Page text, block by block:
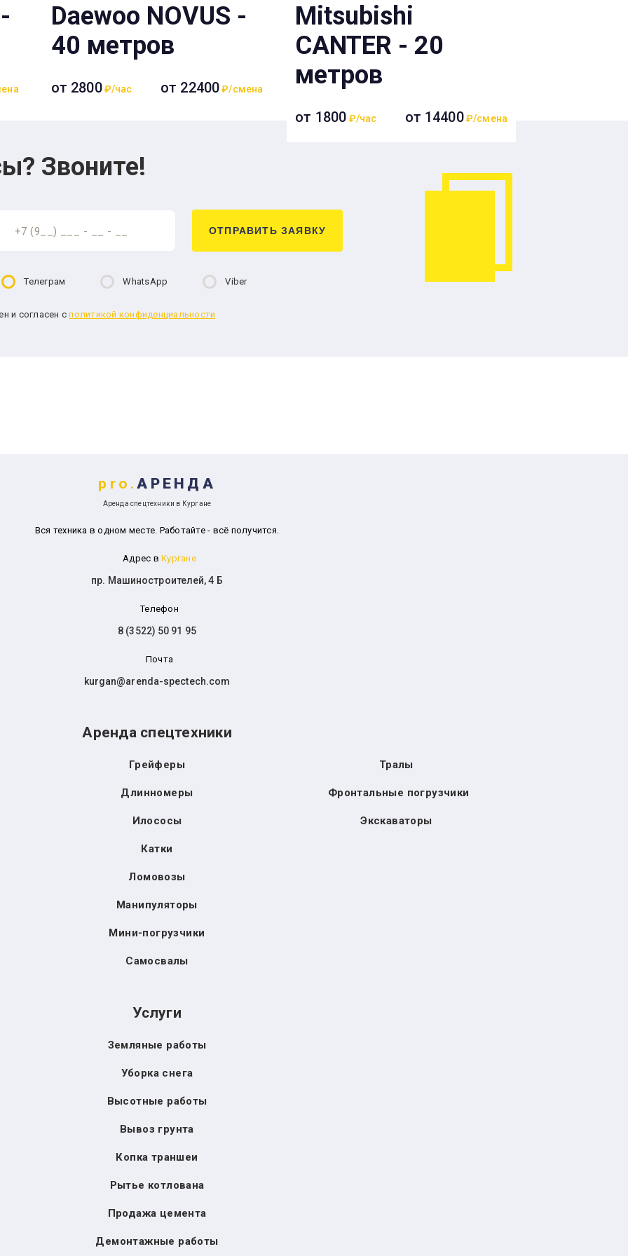
Daewoo NOVUS -
40 метров
от 2800₽/час от 22400₽/смена
Mitsubishi
CANTER - 20
метров
от 1800 ₽/час от 14400₽/смена
Звоните!
ОТПРАВИТЬ ЗАЯВКУ
Телеграм WhatsApp Viber
и согласен сполитикой конфиденциальности
pro.АРЕНДА
Аренда спецтехники в Кургане
Вся техника в одном месте. Работайте - всё получится.
Адрес вКургане
пр. Машиностроителей, 4 Б
Телефон
8 (3522) 50 91 95
Почта
kurgan@arenda-spectech.com
Аренда спецтехники
Грейферы
Длинномеры
Илососы
Катки
Ломовозы
Манипуляторы
Мини-погрузчики
Самосвалы
Тралы
Фронтальные погрузчики
Экскаваторы
Услуги
Земляные работы
Уборка снега
Высотные работы
Вывоз грунта
Копка траншеи
Рытье котлована
Продажа цемента
Демонтажные работы